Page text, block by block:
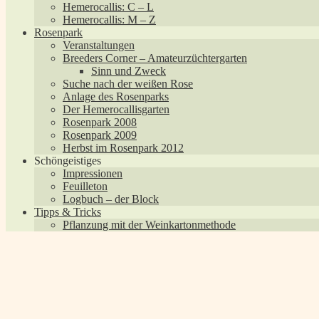
Hemerocallis: C – L
Hemerocallis: M – Z
Rosenpark
Veranstaltungen
Breeders Corner – Amateurzüchtergarten
Sinn und Zweck
Suche nach der weißen Rose
Anlage des Rosenparks
Der Hemerocallisgarten
Rosenpark 2008
Rosenpark 2009
Herbst im Rosenpark 2012
Schöngeistiges
Impressionen
Feuilleton
Logbuch – der Block
Tipps & Tricks
Pflanzung mit der Weinkartonmethode